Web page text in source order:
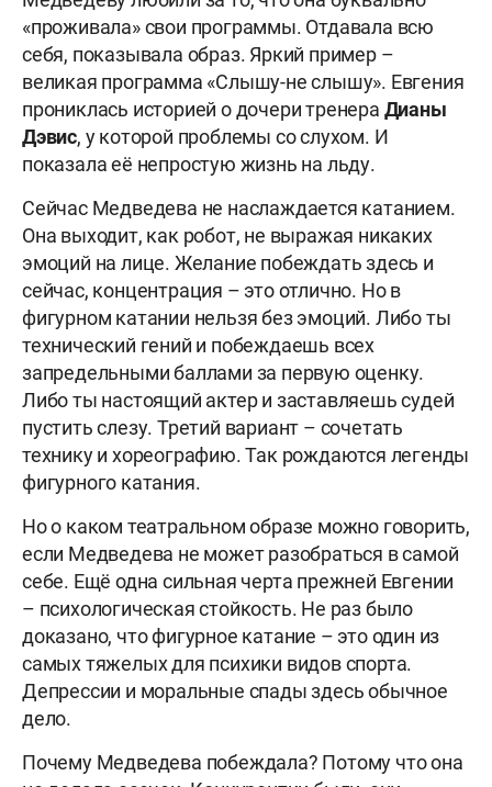
«проживала» свои программы. Отдавала всю
себя, показывала образ. Яркий пример –
великая программа «Слышу-не слышу». Евгения
прониклась историей о дочери тренера Дианы
Дэвис, у которой проблемы со слухом. И
показала её непростую жизнь на льду.
Сейчас Медведева не наслаждается катанием.
Она выходит, как робот, не выражая никаких
эмоций на лице. Желание побеждать здесь и
сейчас, концентрация – это отлично. Но в
фигурном катании нельзя без эмоций. Либо ты
технический гений и побеждаешь всех
запредельными баллами за первую оценку.
Либо ты настоящий актер и заставляешь судей
пустить слезу. Третий вариант – сочетать
технику и хореографию. Так рождаются легенды
фигурного катания.
Но о каком театральном образе можно говорить,
если Медведева не может разобраться в самой
себе. Ещё одна сильная черта прежней Евгении
– психологическая стойкость. Не раз было
доказано, что фигурное катание – это один из
самых тяжелых для психики видов спорта.
Депрессии и моральные спады здесь обычное
дело.
Почему Медведева побеждала? Потому что она